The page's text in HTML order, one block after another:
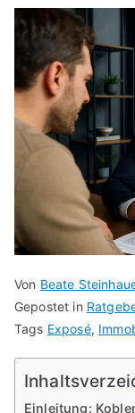
Von Beate
Gepostet in
Tags Exposé,
Einleitung: